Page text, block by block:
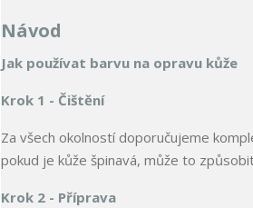
Návod
Jak používat barvu na opravu kůže
Krok 1 - Čištění
Za všech okolností doporučujeme
pokud je kůže špinavá, může to
Krok 2 - Příprava